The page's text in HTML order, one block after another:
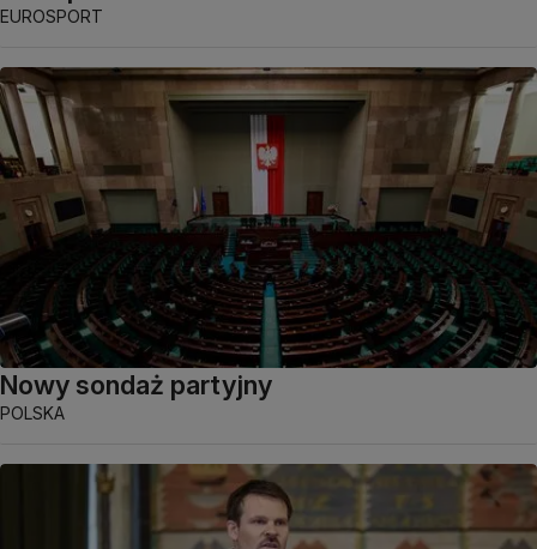
EUROSPORT
Nowy sondaż partyjny
POLSKA